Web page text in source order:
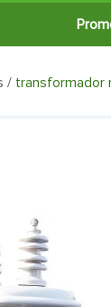
transformador